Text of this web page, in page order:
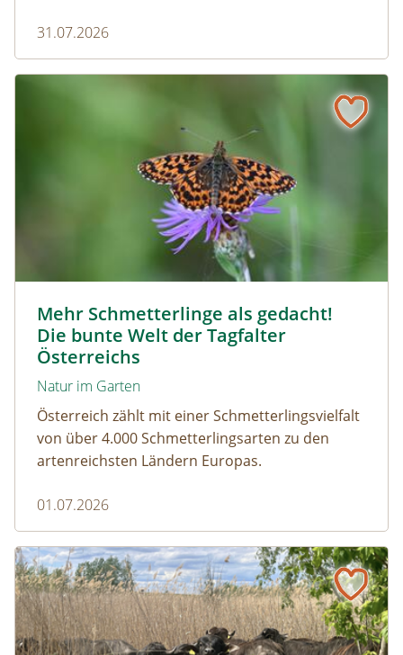
dürfen ausreichend mitgedacht werden. Denn
ohne Raupen gibt es keine schönen
Schmetterlinge!
31.07.2026
Mehr Schmetterlinge als gedacht!
Die bunte Welt der Tagfalter
Österreichs
Natur im Garten
Österreich zählt mit einer Schmetterlingsvielfalt
von über 4.000 Schmetterlingsarten zu den
artenreichsten Ländern Europas.
01.07.2026
Mehr Schmetterlinge als gedacht! Die bunte Welt der
Naturmagazin: Die Rückkehr der Big Five im Weinviertel
Die Rückkehr der Big Five im Weinviertel